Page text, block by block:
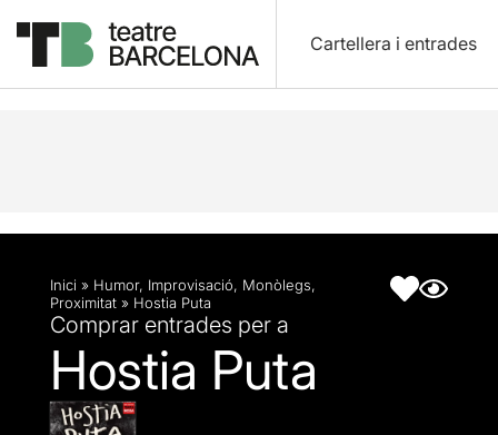
Cartellera i entrades
Descripció Fitxa artística
Inici » Humor, Improvisació, Monòlegs,
Proximitat » Hostia Puta
Comprar entrades per a
Hostia Puta